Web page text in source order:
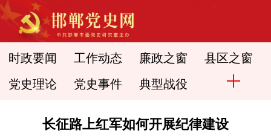
时政要闻 工作动态 廉政之窗 县区之窗
党史理论 党史事件 典型战役
长征路上红军如何开展纪律建设